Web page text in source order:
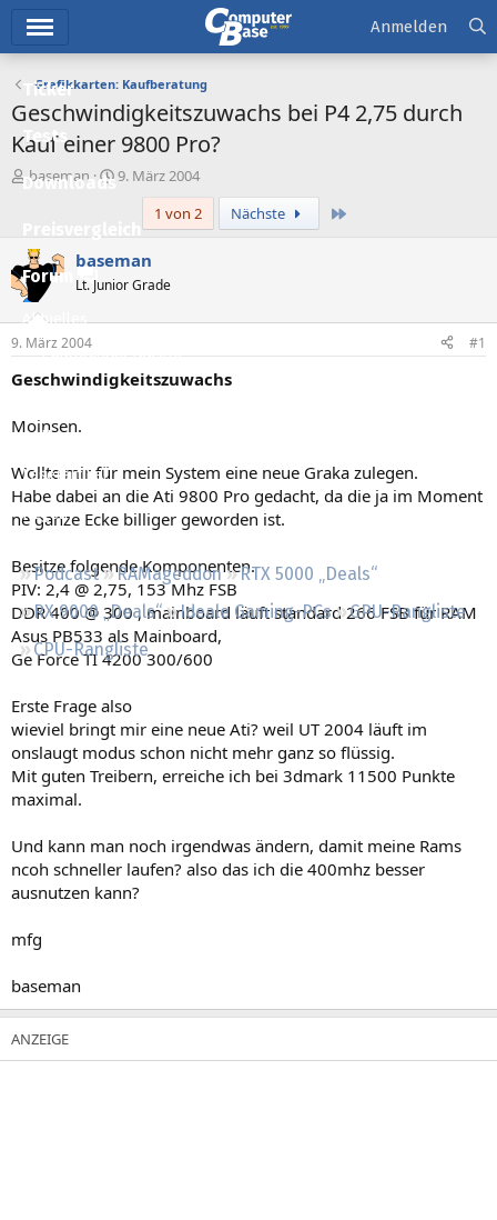
Ticker
Tests
Downloads
Forum
Aktuelles
Empfohlene Inhalte
Neueste Aktivitäten
Leserartikel
Regeln
Podcast RAMageddon
RTX 5000 „Deals“
RX 9000 „Deals“
Ideale Gaming-PCs
GPU-Rangliste
CPU-Rangliste
Anmelden
Grafikkarten: Kaufberatung
Geschwindigkeitszuwachs bei P4 2,75 durch
Kauf einer 9800 Pro?
E
t
e
l
l
e
r
baseman
E
t
e
l
m
9. März 2004
1 von 2
Nächste
baseman
Lt. Junior Grade
9. März 2004 #1
Geschwindigkeitszuwachs
Moinsen.
Wollte mir für mein System eine neue Graka zulegen.
Habe dabei an die Ati 9800 Pro gedacht, da die ja im Moment
ne ganze Ecke billiger geworden ist.
Besitze folgende Komponenten.
PIV: 2,4 @ 2,75, 153 Mhz FSB
DDR 400 @ 300 , mainboard läuft standard 266 FSB für RAM
Asus PB533 als Mainboard,
Ge Force TI 4200 300/600
Erste Frage also
wieviel bringt mir eine neue Ati? weil UT 2004 läuft im
onslaugt modus schon nicht mehr ganz so flüssig.
Mit guten Treibern, erreiche ich bei 3dmark 11500 Punkte
maximal.
Und kann man noch irgendwas ändern, damit meine Rams
ncoh schneller laufen? also das ich die 400mhz besser
ausnutzen kann?
mfg
baseman